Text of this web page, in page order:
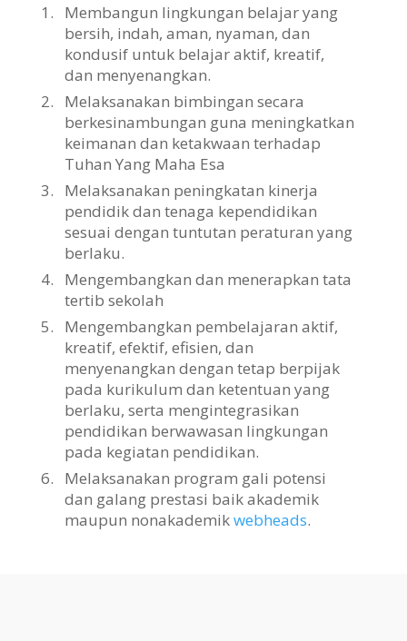
1.
Membangun lingkungan belajar yang
bersih, indah, aman, nyaman, dan
kondusif untuk belajar aktif, kreatif,
dan menyenangkan.
2.
Melaksanakan bimbingan secara
berkesinambungan guna meningkatkan
keimanan dan ketakwaan terhadap
Tuhan Yang Maha Esa
3.
Melaksanakan peningkatan kinerja
pendidik dan tenaga kependidikan
sesuai dengan tuntutan peraturan yang
berlaku.
4.
Mengembangkan dan menerapkan tata
tertib sekolah
5.
Mengembangkan pembelajaran aktif,
kreatif, efektif, efisien, dan
menyenangkan dengan tetap berpijak
pada kurikulum dan ketentuan yang
berlaku, serta mengintegrasikan
pendidikan berwawasan lingkungan
pada kegiatan pendidikan.
6.
Melaksanakan program gali potensi
dan galang prestasi baik akademik
maupun nonakademikwebheads.